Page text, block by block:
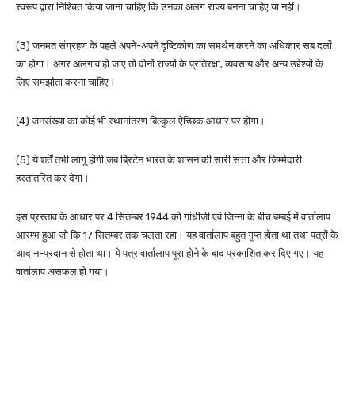
स्वरूप द्वारा निश्चित किया जाना चाहिए कि उनका अलग राज्य बनना चाहिए या नहीं।
(3) जनमत संग्रहण के पहले अपने-अपने दृष्टिकोण का समर्थन करने का अधिकार सब दलों
का होगा। अगर अलगाव हो जाए तो दोनों राज्यों के प्रतिरक्षा, व्यवसाय और अन्य उद्देश्यों के
लिए समझौता करना चाहिए।
(4) जनसंख्या का कोई भी स्थानांतरण बिल्कुल ऐच्छिक आधार पर होगा।
(5) ये शर्तें तभी लागू होंगी जब ब्रिटेन भारत के शासन की सारी सत्ता और जिम्मेदारी
हस्तांतरित कर देगा।
इस प्रस्ताव के आधार पर 4 सितम्बर 1944 को गांधीजी एवं जिन्ना के बीच बम्बई में वार्तालाप
आरम्भ हुआ जो कि 17 सितम्बर तक चलता रहा। यह वार्तालाप बहुत गुप्त होता था तथा पत्रों के
आदान-प्रदान से होता था। ये पत्र वार्तालाप पूरा होने के बाद प्रकाशित कर दिए गए। यह
वार्तालाप असफल हो गया।